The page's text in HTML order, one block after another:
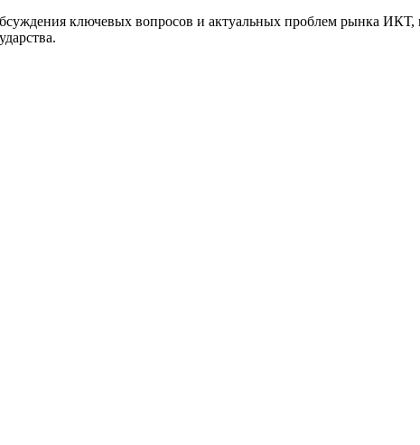
ключевых вопросов и актуальных проблем рынка